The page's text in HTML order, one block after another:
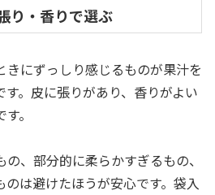
り・香りで選ぶ
にずっしり感じるものが果汁を
。皮に張りがあり、香りがよい
。
、部分的に柔らかすぎるもの、
は避けたほうが安心です。袋入